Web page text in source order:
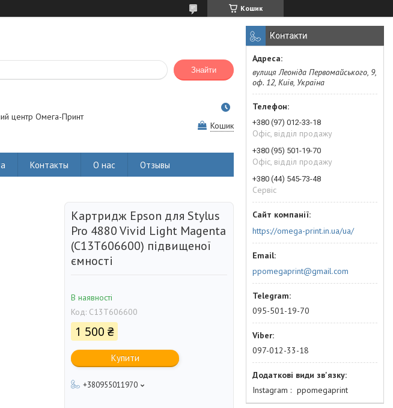
Кошик
Знайти
центр Омега-Принт
Кошик
Контакты О нас Отзывы
Картридж Epson для Stylus
Pro 4880 Vivid Light Magenta
(C13T606600) підвищеної
ємності
В наявності
Код: C13T606600
1 500 ₴
Купити
+380955011970
Контакти
вулиця Леоніда Первомайського, 9,
оф. 12, Київ, Україна
+380 (97) 012-33-18
Офіс, відділ продажу
+380 (95) 501-19-70
Офіс, відділ продажу
+380 (44) 545-73-48
Сервіс
https://omega-print.in.ua/ua/
ppomegaprint@gmail.com
095-501-19-70
097-012-33-18
Instagram ppomegaprint